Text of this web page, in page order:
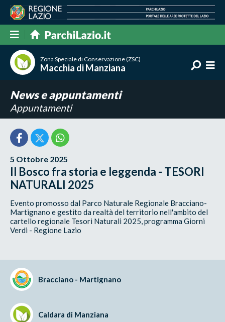
Zona Speciale di Conservazione (ZSC)
Macchia di Manziana
News e appuntamenti
Appuntamenti
5 Ottobre 2025
Il Bosco fra storia e leggenda - TESORI
NATURALI 2025
Evento promosso dal Parco Naturale Regionale Bracciano-
Martignano e gestito da realtà del territorio nell'ambito del
cartello regionale Tesori Naturali 2025, programma Giorni
Verdi - Regione Lazio
Bracciano - Martignano
Caldara di Manziana